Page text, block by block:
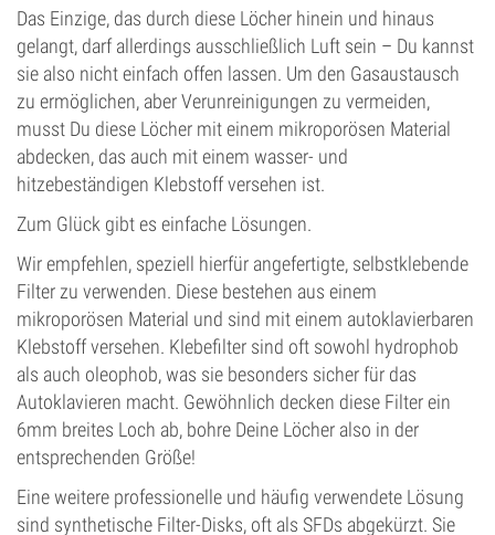
Das Einzige, das durch diese Löcher hinein und hinaus
gelangt, darf allerdings ausschließlich Luft sein – Du kannst
sie also nicht einfach offen lassen. Um den Gasaustausch
zu ermöglichen, aber Verunreinigungen zu vermeiden,
musst Du diese Löcher mit einem mikroporösen Material
abdecken, das auch mit einem wasser- und
hitzebeständigen Klebstoff versehen ist.
Zum Glück gibt es einfache Lösungen.
Wir empfehlen, speziell hierfür angefertigte, selbstklebende
Filter zu verwenden. Diese bestehen aus einem
mikroporösen Material und sind mit einem autoklavierbaren
Klebstoff versehen. Klebefilter sind oft sowohl hydrophob
als auch oleophob, was sie besonders sicher für das
Autoklavieren macht. Gewöhnlich decken diese Filter ein
6mm breites Loch ab, bohre Deine Löcher also in der
entsprechenden Größe!
Eine weitere professionelle und häufig verwendete Lösung
sind synthetische Filter-Disks, oft als SFDs abgekürzt. Sie